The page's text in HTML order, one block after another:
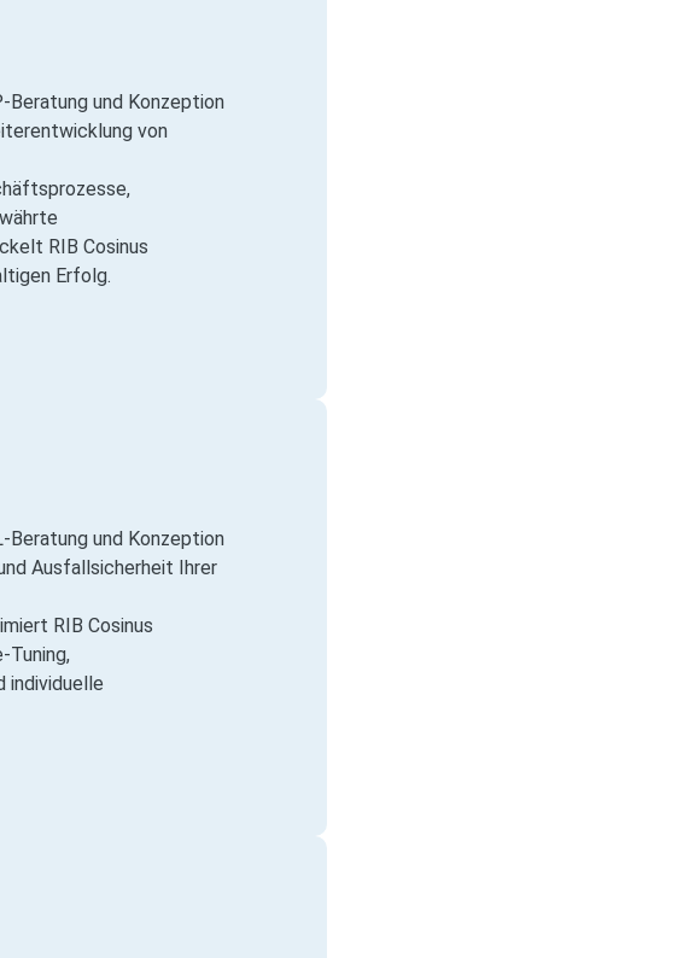
und Konzeption
von
RIB Cosinus
Erfolg.
und Konzeption
Ausfallsicherheit Ihrer
RIB Cosinus
individuelle